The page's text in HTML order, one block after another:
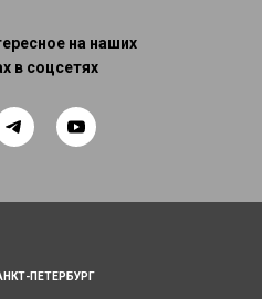
на наших
в соцсетях
ПЕТЕРБУРГ